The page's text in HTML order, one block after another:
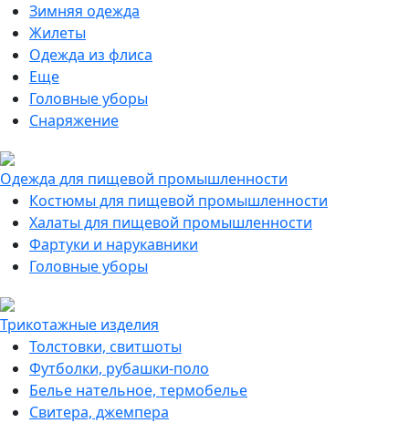
Зимняя одежда
Жилеты
Одежда из флиса
Еще
Головные уборы
Снаряжение
Одежда для пищевой промышленности
Костюмы для пищевой промышленности
Халаты для пищевой промышленности
Фартуки и нарукавники
Головные уборы
Трикотажные изделия
Толстовки, свитшоты
Футболки, рубашки-поло
Белье нательное, термобелье
Свитера, джемпера